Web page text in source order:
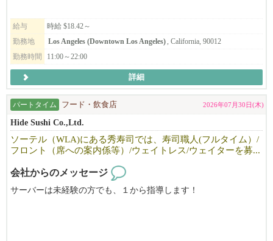
給与
時給 $18.42～
勤務地
Los Angeles (Downtown Los Angeles), California, 90012
勤務時間
11:00～22:00
詳細
パートタイム フード・飲食店 2026年07月30日(木)
Hide Sushi Co.,Ltd.
ソーテル（WLA)にある秀寿司では、寿司職人(フルタイム）/
フロント（席への案内係等）/ウェイトレス/ウェイターを募...
会社からのメッセージ
サーバーは未経験の方でも、１から指導します！